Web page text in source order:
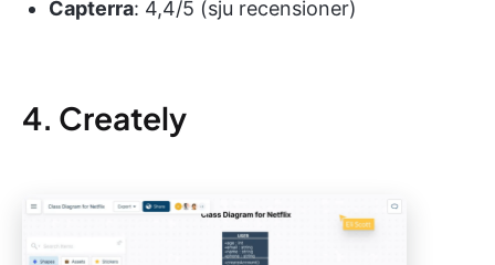
Capterra: 4,4/5 (sju recensioner)
4. Creately